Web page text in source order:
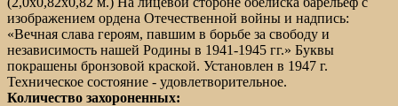
изображением ордена Отечественной войны и надпись:
«Вечная слава героям, павшим в борьбе за свободу и
независимость нашей Родины в 1941-1945 гг.» Буквы
покрашены бронзовой краской. Установлен в 1947 г.
Техническое состояние - удовлетворительное.
Количество захороненных: